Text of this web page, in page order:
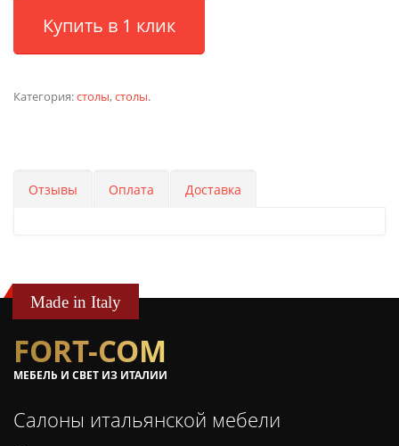
Купить в 1 клик
Категория:столы,столы.
Отзывы Оплата Доставка
Made in Italy
FORT-COM
МЕБЕЛЬ И СВЕТ ИЗ ИТАЛИИ
Салоны итальянской мебели